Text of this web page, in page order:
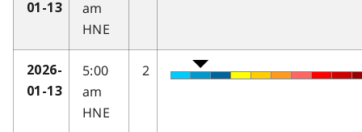
01-13
am
HNE
2026-
01-13
5:00
am
HNE
2